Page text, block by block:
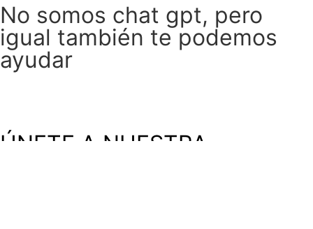
No somos chat gpt, pero
igual también te podemos
ayudar
ÚNETE A NUESTRA